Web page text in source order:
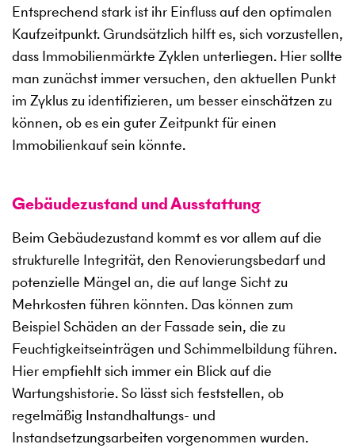
Entsprechend stark ist ihr Einfluss auf den optimalen
Kaufzeitpunkt. Grundsätzlich hilft es, sich vorzustellen,
dass Immobilienmärkte Zyklen unterliegen. Hier sollte
man zunächst immer versuchen, den aktuellen Punkt
im Zyklus zu identifizieren, um besser einschätzen zu
können, ob es ein guter Zeitpunkt für einen
Immobilienkauf sein könnte.
Gebäudezustand und Ausstattung
Beim Gebäudezustand kommt es vor allem auf die
strukturelle Integrität, den Renovierungsbedarf und
potenzielle Mängel an, die auf lange Sicht zu
Mehrkosten führen könnten. Das können zum
Beispiel Schäden an der Fassade sein, die zu
Feuchtigkeitseinträgen und Schimmelbildung führen.
Hier empfiehlt sich immer ein Blick auf die
Wartungshistorie. So lässt sich feststellen, ob
regelmäßig Instandhaltungs- und
Instandsetzungsarbeiten vorgenommen wurden.